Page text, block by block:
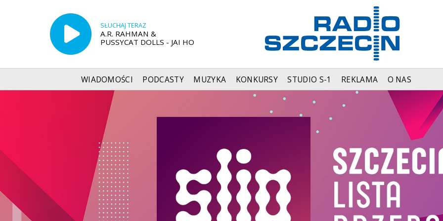
SŁUCHAJ TERAZ
A.R. RAHMAN &
PUSSYCAT DOLLS - JAI HO
WIADOMOŚCI PODCASTY MUZYKA KONKURSY STUDIO S-1 REKLAMA O NAS